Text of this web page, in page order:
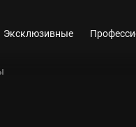
Эксклюзивные